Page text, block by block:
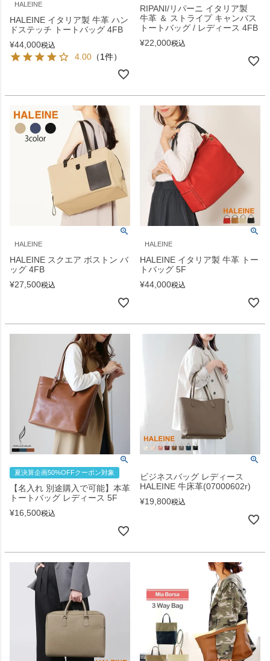
HALEINE
HALEINE イタリア製 牛革 ハン
ドステッチ トートバッグ 4FB
¥44,000税込
4.00 （1件）
RIPANI/リパーニ イタリア製
牛革 ＆ ストライプ キャンバス
トートバッグ / レディース 4FB
¥22,000税込
HALEINE
HALEINE スクエア ボストン バ
ッグ 4FB
¥27,500税込
HALEINE
HALEINE イタリア製 牛革 トー
トバッグ 5F
¥44,000税込
夏決算企画50%OFFクーポン対象
【名入れ 別途購入で可能】本革
トートバッグ レディース 5F
¥16,500税込
ビジネスバッグ レディース
HALEINE 牛床革(07000602r)
¥19,800税込